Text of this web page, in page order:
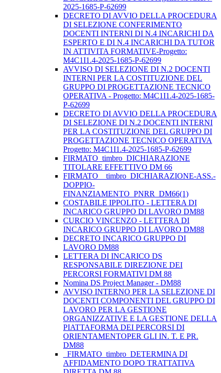
2025-1685-P-62699
DECRETO DI AVVIO DELLA PROCEDURA
DI SELEZIONE CONFERIMENTO
DOCENTI INTERNI DI N.4 INCARICHI DA
ESPERTO E DI N.4 INCARICHI DA TUTOR
IN ATTIVITA FORMATIVE-Progetto:
M4C1I1.4-2025-1685-P-62699
AVVISO DI SELEZIONE DI N.2 DOCENTI
INTERNI PER LA COSTITUZIONE DEL
GRUPPO DI PROGETTAZIONE TECNICO
OPERATIVA - Progetto: M4C1I1.4-2025-1685-
P-62699
DECRETO DI AVVIO DELLA PROCEDURA
DI SELEZIONE DI N.2 DOCENTI INTERNI
PER LA COSTITUZIONE DEL GRUPPO DI
PROGETTAZIONE TECNICO OPERATIVA
Progetto: M4C1I1.4-2025-1685-P-62699
FIRMATO_timbro_DICHIARAZIONE
TITOLARE EFFETTIVO DM 66
FIRMATO__timbro_DICHIARAZIONE-ASS.-
DOPPIO-
FINANZIAMENTO_PNRR_DM66(1)
COSTABILE IPPOLITO - LETTERA DI
INCARICO GRUPPO DI LAVORO DM88
CURCIO VINCENZO - LETTERA DI
INCARICO GRUPPO DI LAVORO DM88
DECRETO INCARICO GRUPPO DI
LAVORO DM88
LETTERA DI INCARICO DS
RESPONSABILE DIREZIONE DEI
PERCORSI FORMATIVI DM 88
Nomina DS Project Manager - DM88
AVVISO INTERNO PER LA SELEZIONE DI
DOCENTI COMPONENTI DEL GRUPPO DI
LAVORO PER LA GESTIONE
ORGANIZZATIVE E LA GESTIONE DELLA
PIATTAFORMA DEI PERCORSI DI
ORIENTAMENTOPER GLI IN. T. E PR.
DM88
_FIRMATO_timbro_DETERMINA DI
AFFIDAMENTO DOPO TRATTATIVA